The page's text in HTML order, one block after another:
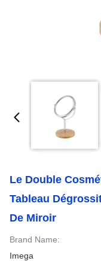
Le Double
Tableau
De Miroir
Brand Name:
Imega